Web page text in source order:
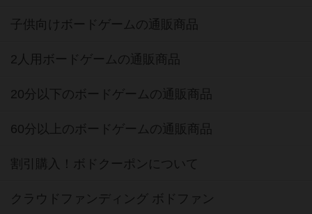
子供向けボードゲームの通販商品
2人用ボードゲームの通販商品
20分以下のボードゲームの通販商品
60分以上のボードゲームの通販商品
割引購入！ボドクーポンについて
クラウドファンディング ボドファン